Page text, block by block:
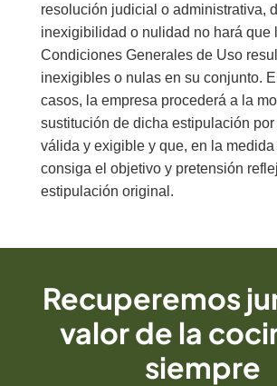
resolución judicial o administrativa,
inexigibilidad o nulidad no hará que
Condiciones Generales de Uso
inexigibles o nulas en su conjunto.
casos, la empresa procederá a la
sustitución de dicha estipulación por
válida y exigible y que, en la
consiga el objetivo y pretensión
estipulación original.
Recuperemos
valor de la
siempre